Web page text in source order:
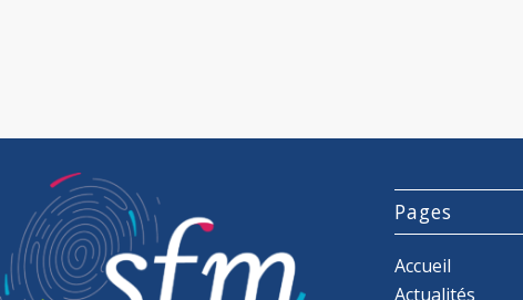
Pages
Accueil
Actualités